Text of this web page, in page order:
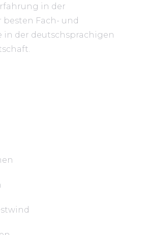
in der
Fach- und
in der deutschsprachigen